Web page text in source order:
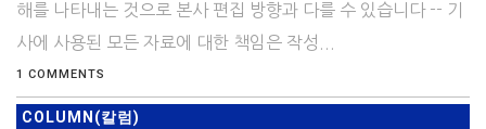
해를 나타내는 것으로 본사 편집 방향과 다를 수 있습니다 -- 기
사에 사용된 모든 자료에 대한 책임은 작성...
1 COMMENTS
COLUMN(칼럼)